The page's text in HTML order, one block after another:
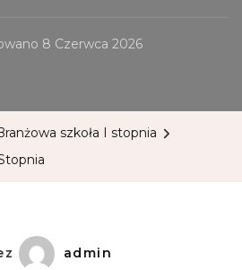
8 Czerwca 2026
szkoła I stopnia
admin